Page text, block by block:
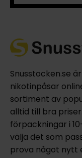
Snusstocken.se
nikotinpåsar
sortiment av
alltid till bra
förpackningar i
välja det som
prova något nytt